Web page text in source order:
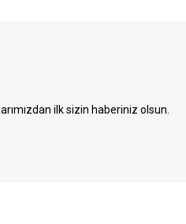
ilk sizin haberiniz olsun.